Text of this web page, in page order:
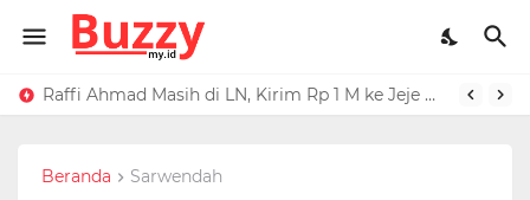
Raffi Ahmad Masih di LN, Kirim Rp 1 M ke Jeje Buat Korban Longsor Bandung Barat
Beranda Sarwendah